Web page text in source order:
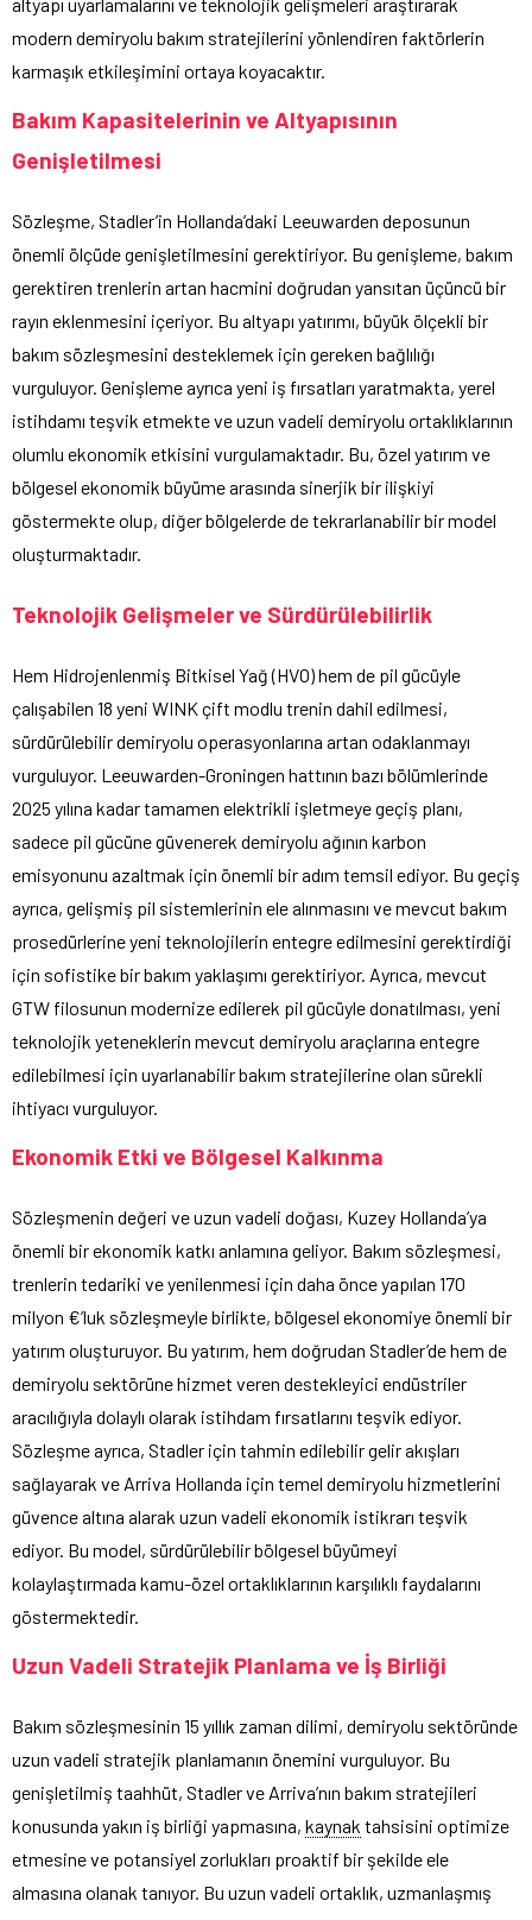
modern demiryolu bakım stratejilerini yönlendiren faktörlerin
karmaşık etkileşimini ortaya koyacaktır.
Bakım Kapasitelerinin ve Altyapısının
Genişletilmesi
Sözleşme, Stadler’in Hollanda’daki Leeuwarden deposunun
önemli ölçüde genişletilmesini gerektiriyor. Bu genişleme, bakım
gerektiren trenlerin artan hacmini doğrudan yansıtan üçüncü bir
rayın eklenmesini içeriyor. Bu altyapı yatırımı, büyük ölçekli bir
bakım sözleşmesini desteklemek için gereken bağlılığı
vurguluyor. Genişleme ayrıca yeni iş fırsatları yaratmakta, yerel
istihdamı teşvik etmekte ve uzun vadeli demiryolu ortaklıklarının
olumlu ekonomik etkisini vurgulamaktadır. Bu, özel yatırım ve
bölgesel ekonomik büyüme arasında sinerjik bir ilişkiyi
göstermekte olup, diğer bölgelerde de tekrarlanabilir bir model
oluşturmaktadır.
Teknolojik Gelişmeler ve Sürdürülebilirlik
Hem Hidrojenlenmiş Bitkisel Yağ (HVO) hem de pil gücüyle
çalışabilen 18 yeni WINK çift modlu trenin dahil edilmesi,
sürdürülebilir demiryolu operasyonlarına artan odaklanmayı
vurguluyor. Leeuwarden-Groningen hattının bazı bölümlerinde
2025 yılına kadar tamamen elektrikli işletmeye geçiş planı,
sadece pil gücüne güvenerek demiryolu ağının karbon
emisyonunu azaltmak için önemli bir adım temsil ediyor. Bu geçiş
ayrıca, gelişmiş pil sistemlerinin ele alınmasını ve mevcut bakım
prosedürlerine yeni teknolojilerin entegre edilmesini gerektirdiği
için sofistike bir bakım yaklaşımı gerektiriyor. Ayrıca, mevcut
GTW filosunun modernize edilerek pil gücüyle donatılması, yeni
teknolojik yeteneklerin mevcut demiryolu araçlarına entegre
edilebilmesi için uyarlanabilir bakım stratejilerine olan sürekli
ihtiyacı vurguluyor.
Ekonomik Etki ve Bölgesel Kalkınma
Sözleşmenin değeri ve uzun vadeli doğası, Kuzey Hollanda’ya
önemli bir ekonomik katkı anlamına geliyor. Bakım sözleşmesi,
trenlerin tedariki ve yenilenmesi için daha önce yapılan 170
milyon €’luk sözleşmeyle birlikte, bölgesel ekonomiye önemli bir
yatırım oluşturuyor. Bu yatırım, hem doğrudan Stadler’de hem de
demiryolu sektörüne hizmet veren destekleyici endüstriler
aracılığıyla dolaylı olarak istihdam fırsatlarını teşvik ediyor.
Sözleşme ayrıca, Stadler için tahmin edilebilir gelir akışları
sağlayarak ve Arriva Hollanda için temel demiryolu hizmetlerini
güvence altına alarak uzun vadeli ekonomik istikrarı teşvik
ediyor. Bu model, sürdürülebilir bölgesel büyümeyi
kolaylaştırmada kamu-özel ortaklıklarının karşılıklı faydalarını
göstermektedir.
Uzun Vadeli Stratejik Planlama ve İş Birliği
Bakım sözleşmesinin 15 yıllık zaman dilimi, demiryolu sektöründe
uzun vadeli stratejik planlamanın önemini vurguluyor. Bu
genişletilmiş taahhüt, Stadler ve Arriva’nın bakım stratejileri
konusunda yakın iş birliği yapmasına, kaynak tahsisini optimize
etmesine ve potansiyel zorlukları proaktif bir şekilde ele
almasına olanak tanıyor. Bu uzun vadeli ortaklık, uzmanlaşmış